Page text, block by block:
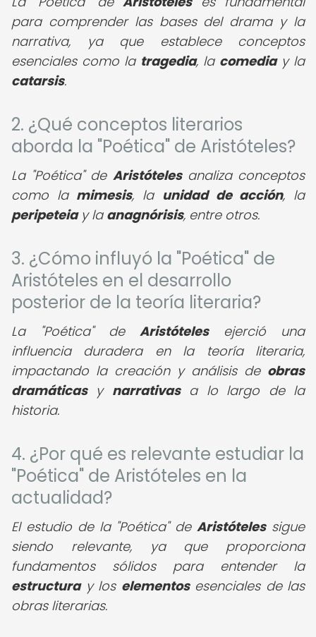
para comprender las bases del drama y la
narrativa, ya que establece conceptos
esenciales como la tragedia, la comediay la
catarsis.
2. ¿Qué conceptos literarios
aborda la "Poética" de Aristóteles?
La "Poética" de Aristótelesanaliza conceptos
como la mimesis, la unidad de acción, la
peripeteiay la anagnórisis, entre otros.
3. ¿Cómo influyó la "Poética" de
Aristóteles en el desarrollo
posterior de la teoría literaria?
La "Poética" de Aristótelesejerció una
influencia duradera en la teoría literaria,
impactando la creación y análisis de obras
dramáticasy narrativasa lo largo de la
historia.
4. ¿Por qué es relevante estudiar la
"Poética" de Aristóteles en la
actualidad?
El estudio de la "Poética" deAristótelessigue
siendo relevante, ya que proporciona
fundamentos sólidos para entender la
estructuray los elementosesenciales de las
obras literarias.